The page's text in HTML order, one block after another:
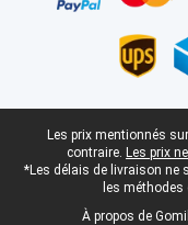
Pied-de-page légal
Les prix mentionnés
contraire. Les prix
*Les délais de livraison ne
les méthodes
À propos de